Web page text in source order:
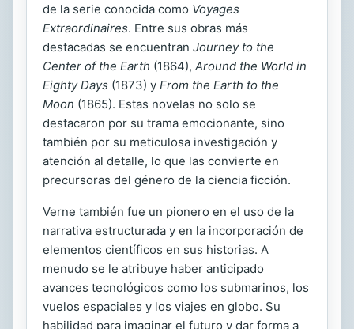
de la serie conocida como Voyages
Extraordinaires. Entre sus obras más
destacadas se encuentran Journey to the
Center of the Earth (1864), Around the World in
Eighty Days (1873) y From the Earth to the
Moon (1865). Estas novelas no solo se
destacaron por su trama emocionante, sino
también por su meticulosa investigación y
atención al detalle, lo que las convierte en
precursoras del género de la ciencia ficción.
Verne también fue un pionero en el uso de la
narrativa estructurada y en la incorporación de
elementos científicos en sus historias. A
menudo se le atribuye haber anticipado
avances tecnológicos como los submarinos, los
vuelos espaciales y los viajes en globo. Su
habilidad para imaginar el futuro y dar forma a